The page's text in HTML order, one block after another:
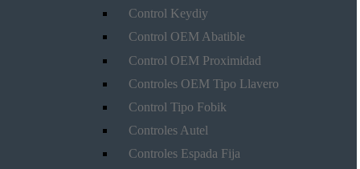
Control Keydiy
Control OEM Abatible
Control OEM Proximidad
Controles OEM Tipo Llavero
Control Tipo Fobik
Controles Autel
Controles Espada Fija